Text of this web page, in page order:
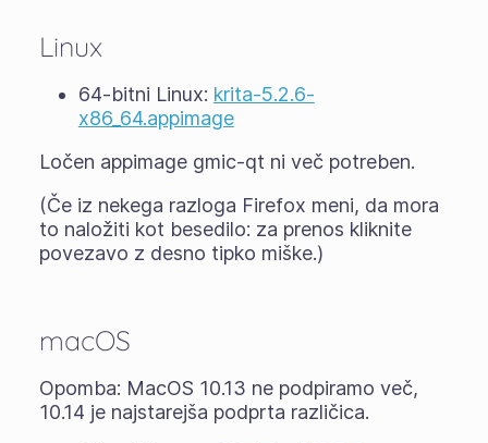
Linux
64-bitni Linux: krita-5.2.6-
x86_64.appimage
Ločen appimage gmic-qt ni več potreben.
(Če iz nekega razloga Firefox meni, da mora
to naložiti kot besedilo: za prenos kliknite
povezavo z desno tipko miške.)
macOS
Opomba: MacOS 10.13 ne podpiramo več,
10.14 je najstarejša podprta različica.